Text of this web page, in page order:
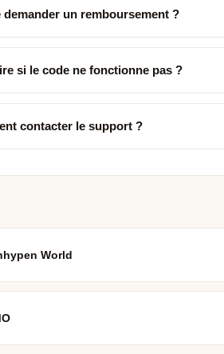
demander un remboursement ?
si le code ne fonctionne pas ?
contacter le support ?
World